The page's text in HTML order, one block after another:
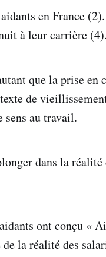
en France
à leur carrière (4).
que la prise en
de
sens au travail.
dans la
ont conçu «
la réalité des